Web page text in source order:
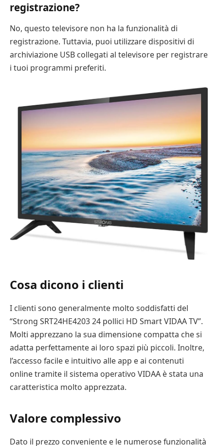
registrazione?
No, questo televisore non ha la funzionalità di
registrazione. Tuttavia, puoi utilizzare dispositivi di
archiviazione USB collegati al televisore per registrare
i tuoi programmi preferiti.
Cosa dicono i clienti
I clienti sono generalmente molto soddisfatti del
“Strong SRT24HE4203 24 pollici HD Smart VIDAA TV”.
Molti apprezzano la sua dimensione compatta che si
adatta perfettamente ai loro spazi più piccoli. Inoltre,
l’accesso facile e intuitivo alle app e ai contenuti
online tramite il sistema operativo VIDAA è stata una
caratteristica molto apprezzata.
Valore complessivo
Dato il prezzo conveniente e le numerose funzionalità